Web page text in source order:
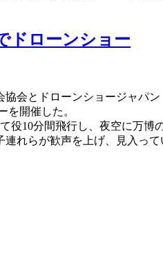
ドローンショー
会とドローンショージャパ
を開催した。
役10分間飛行し、夜空に万博
れらが歓声を上げ、見入って